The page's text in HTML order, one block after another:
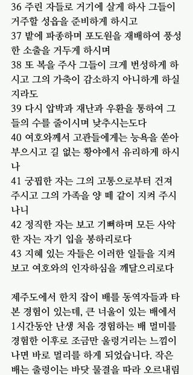
36 주린 자들로 거기에 살게 하사 그들이
거주할 성읍을 준비하게 하시고
37 밭에 파종하며 포도원을 재배하여 풍성
한 소출을 거두게 하시며
38 또 복을 주사 그들이 크게 번성하게 하
시고 그의 가축이 감소하지 아니하게 하실
지라도
39 다시 압박과 재난과 우환을 통하여 그
들의 수를 줄이시며 낮추시는도다
40 여호와께서 고관들에게는 능욕을 쏟아
부으시고 길 없는 황야에서 유리하게 하시
나
41 궁핍한 자는 그의 고통으로부터 건져
주시고 그의 가족을 양 떼 같이 지켜 주시
나니
42 정직한 자는 보고 기뻐하며 모든 사악
한 자는 자기 입을 봉하리로다
43 지혜 있는 자들은 이러한 일들을 지켜
보고 여호와의 인자하심을 깨달으리로다
제주도에서 한치 잡이 배를 동역자들과 타
본 경험이 있는데, 큰 너울이 있는 배에서
1시간동안 난생 처음 경험하는 배 멀미를
경험한 이후로 조금만 울렁거리는 느낌이
나면 바로 멀리를 하게 되었습니다. 작은
배는 출렁이는 바닷 물결을 따라 오르내림